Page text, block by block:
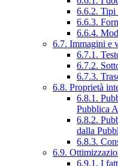
6.6.2. Tipi
6.6.3.
6.6.4.
6.7. Immagini e
6.7.1.
6.7.2.
6.7.3.
6.8. Proprietà
6.8.1.
Pubblica
6.8.2.
dalla
6.8.3.
6.9.
6.9.1. I